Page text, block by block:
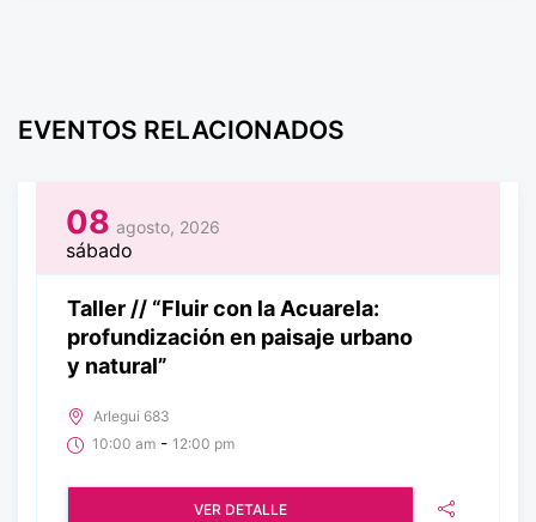
EVENTOS RELACIONADOS
08 agosto, 2026
sábado
Taller // “Fluir con la Acuarela:
profundización en paisaje urbano
y natural”
Arlegui 683
10:00 am - 12:00 pm
VER DETALLE